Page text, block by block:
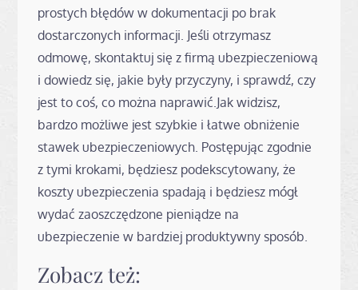
prostych błędów w dokumentacji po brak
dostarczonych informacji. Jeśli otrzymasz
odmowę, skontaktuj się z firmą ubezpieczeniową
i dowiedz się, jakie były przyczyny, i sprawdź, czy
jest to coś, co można naprawić.Jak widzisz,
bardzo możliwe jest szybkie i łatwe obniżenie
stawek ubezpieczeniowych. Postępując zgodnie
z tymi krokami, będziesz podekscytowany, że
koszty ubezpieczenia spadają i będziesz mógł
wydać zaoszczędzone pieniądze na
ubezpieczenie w bardziej produktywny sposób.
Zobacz też: